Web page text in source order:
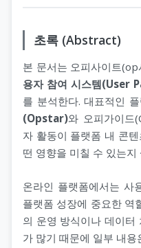
초록 (Abstract)
본 문서는 오피사이트
용자 참여 시스템
를 분석한다. 대표적인
(Opstar)와 오피가이드
자 활동이 플랫폼 내 콘
떤 영향을 미칠 수 있는지
온라인 플랫폼에서는 사
플랫폼 성장에 중요한 역
의 운영 방식이나 데이터
가 많기 때문에 일부 내